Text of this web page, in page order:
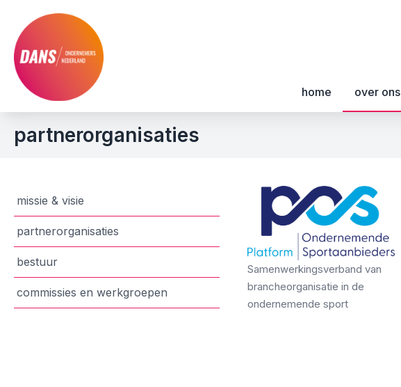
home over ons
partnerorganisaties
missie & visie
partnerorganisaties
bestuur
commissies en werkgroepen
Samenwerkingsverband van
brancheorganisatie in de
ondernemende sport